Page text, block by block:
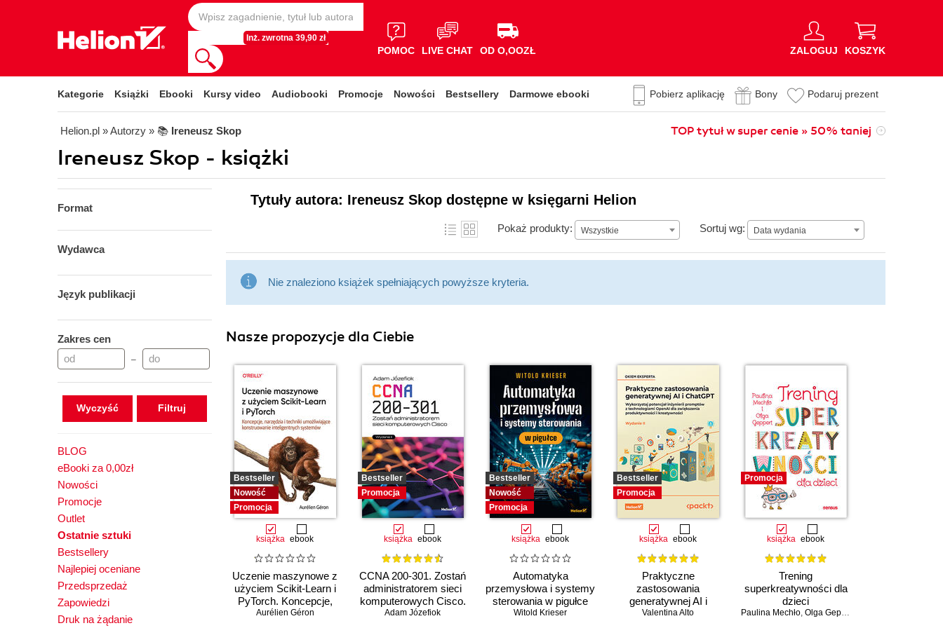
Inż. zwrotna 39,90 zł
POMOC LIVE CHAT OD O,OOZŁ ZALOGUJ KOSZYK
Kategorie Książki Ebooki Kursy video Audiobooki Promocje Nowości Bestsellery Darmowe ebooki Pobierz aplikację Bony Podaruj prezent
Helion.pl » Autorzy » 📚 Ireneusz Skop TOP tytuł w super cenie » 50% taniej
Ireneusz Skop - książki
Format
Wydawca
Język publikacji
Zakres cen
–
Wyczyść
BLOG
eBooki za 0,00zł
Nowości
Promocje
Outlet
Ostatnie sztuki
Bestsellery
Najlepiej oceniane
Przedsprzedaż
Zapowiedzi
Druk na żądanie
Tytuły autora: Ireneusz Skop dostępne w księgarni Helion
Pokaż produkty: Wszystkie Sortuj wg: Data wydania
Data wydania
Nie znaleziono książek spełniających powyższe kryteria.
Nasze propozycje dla Ciebie
Bestseller
Nowość
Promocja
książka ebook
Uczenie maszynowe z
użyciem Scikit-Learn i
PyTorch. Koncepcje,
narzędzia i techniki
Aurélien Géron
Bestseller
Promocja
książka ebook
CCNA 200-301. Zostań
administratorem sieci
komputerowych Cisco.
Wydanie II
Adam Józefiok
Bestseller
Nowość
Promocja
książka ebook
Automatyka
przemysłowa i systemy
sterowania w pigułce
Witold Krieser
Bestseller
Promocja
książka ebook
Praktyczne
zastosowania
generatywnej AI i
ChatGPT. Wykorzystaj
Valentina Alto
Promocja
książka ebook
Trening
superkreatywności dla
dzieci
Paulina Mechło, Olga Geppert